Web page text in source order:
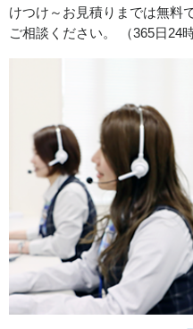
けつけ～お見積りまでは無料
ご相談ください。 （365日24